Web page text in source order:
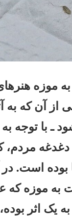
موزه
آن که به
ـ با توجه
دغدغه
بوده است.
موزه که
یک اثر